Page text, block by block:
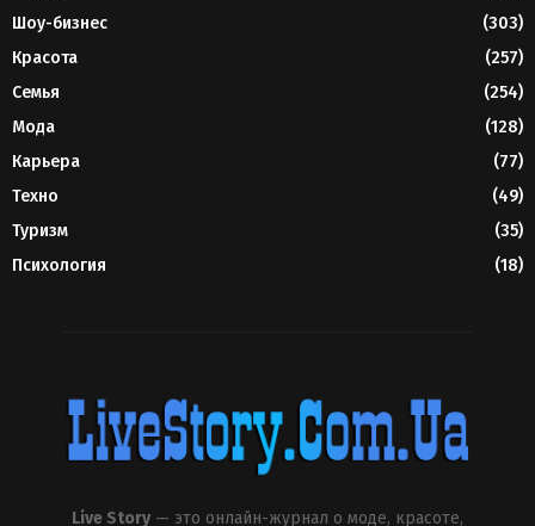
Шоу-бизнес
(303)
Красота
(257)
Семья
(254)
Мода
(128)
Карьера
(77)
Техно
(49)
Туризм
(35)
Психология
(18)
Live Story — это онлайн-журнал о моде, красоте,